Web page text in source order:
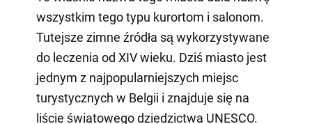
wszystkim tego typu kurortom i salonom.
Tutejsze zimne źródła są wykorzystywane
do leczenia od XIV wieku. Dziś miasto jest
jednym z najpopularniejszych miejsc
turystycznych w Belgii i znajduje się na
liście światowego dziedzictwa UNESCO.